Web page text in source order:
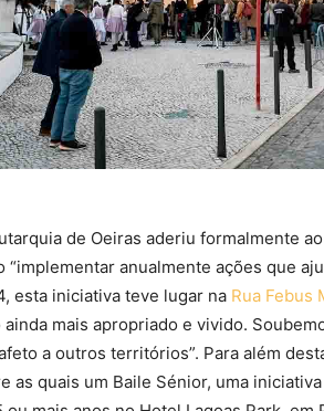
de Oeiras aderiu formalmente
anualmente ações que
esta iniciativa teve lugar na Rua Febus
mais apropriado e vivido.
a outros territórios”. Para além
as quais um Baile Sénior, uma